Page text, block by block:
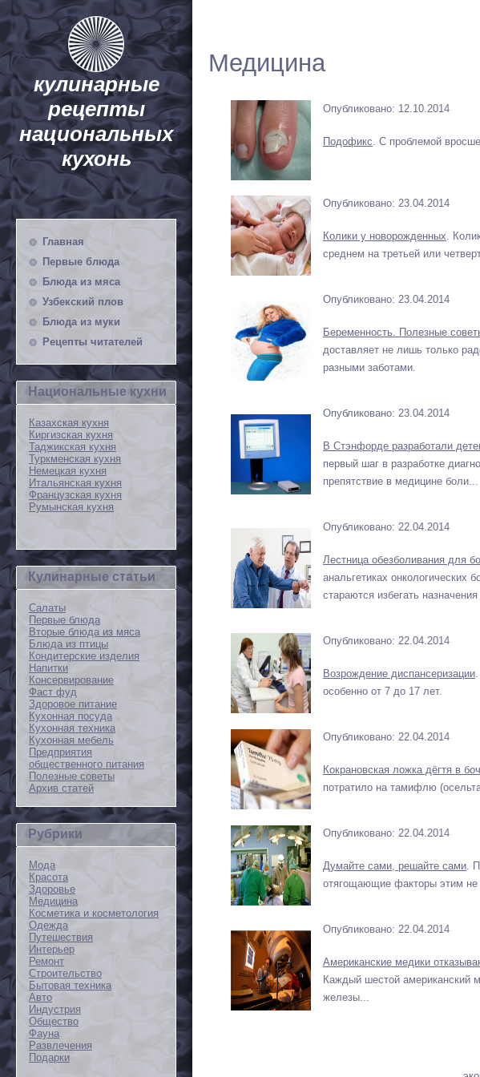
кулинарные
рецепты
национальных
кухонь
Главная
Первые блюда
Блюда из мяса
Узбекский плов
Блюда из муки
Рецепты читателей
Национальные кухни
Казахская кухня
Киргизская кухня
Таджикская кухня
Туркменская кухня
Немецкая кухня
Итальянская кухня
Французская кухня
Румынская кухня
Кулинарные статьи
Салаты
Первые блюда
Вторые блюда из мяса
Блюда из птицы
Кондитерские изделия
Напитки
Консервирование
Фаст фуд
Здоровое питание
Кухонная посуда
Кухонная техника
Кухонная мебель
Предприятия
общественного питания
Полезные советы
Архив статей
Рубрики
Мода
Красота
Здоровье
Медицина
Косметика и косметология
Одежда
Путешествия
Интерьер
Ремонт
Строительство
Бытовая техника
Авто
Индустрия
Общество
Фауна
Развлечения
Подарки
Медицина
Опубликовано: 12.10.2014
Подофикс. С проблемой
Опубликовано: 23.04.2014
Колики у новорожденных.
среднем на третьей или
Опубликовано: 23.04.2014
Беременность. Полезные
доставляет не лишь только
разными заботами.
Опубликовано: 23.04.2014
В Стэнфорде разработали
первый шаг в разработке
препятствие в медицине боли...
Опубликовано: 22.04.2014
Лестница обезболивания для
анальгетиках онкологических
стараются избегать
Опубликовано: 22.04.2014
Возрождение диспансеризации
особенно от 7 до 17 лет.
Опубликовано: 22.04.2014
Кокрановская ложка дёгтя в
потратило на тамифлю
Опубликовано: 22.04.2014
Думайте сами, решайте сами.
отягощающие факторы этим не
Опубликовано: 22.04.2014
Американские медики
Каждый шестой американский
железы...